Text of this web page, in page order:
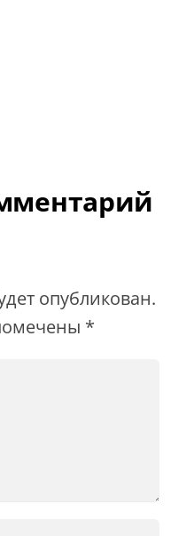
опубликован.
*